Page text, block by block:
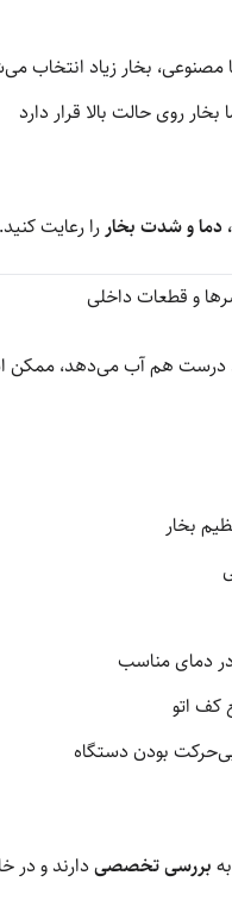
مصنوعی، بخار زیاد انتخاب
روی حالت بالا قرار دارد
دما و شدت بخاررا رعایت کنید.
درست هم آب می‌دهد،
بخار
دمای مناسب
اتو
بودن دستگاه
بررسی تخصصیدارند و در